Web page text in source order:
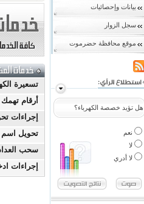
بيانات وإحصائيات
سجل الزوار
موقع محافظة حضرموت
هل تؤيد خصصة الكهرباء؟
نعم
لا
لا أدري
تسعيرة
أرقام تهمك
إجراءات
تحويل اسم
سحب العداد
إجراءات